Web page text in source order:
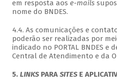
em resposta aos e-mails
nome do BNDES.
4.4. As comunicações e
poderão ser realizadas por
indicado no PORTAL BNDES e
Central de Atendimento e da
5. LINKSPARA SITESE